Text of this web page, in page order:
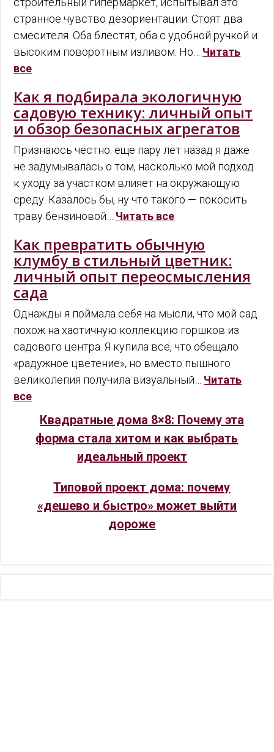
странное чувство дезориентации. Стоят два
смесителя. Оба блестят, оба с удобной ручкой и
высоким поворотным изливом. Но… Читать
все
Как я подбирала экологичную
садовую технику: личный опыт
и обзор безопасных агрегатов
Признаюсь честно: еще пару лет назад я даже
не задумывалась о том, насколько мой подход
к уходу за участком влияет на окружающую
среду. Казалось бы, ну что такого — покосить
траву бензиновой… Читать все
Как превратить обычную
клумбу в стильный цветник:
личный опыт переосмысления
сада
Однажды я поймала себя на мысли, что мой сад
похож на хаотичную коллекцию горшков из
садового центра. Я купила всё, что обещало
«радужное цветение», но вместо пышного
великолепия получила визуальный… Читать
все
Квадратные дома 8×8: Почему эта
форма стала хитом и как выбрать
идеальный проект
Типовой проект дома: почему
«дешево и быстро» может выйти
дороже